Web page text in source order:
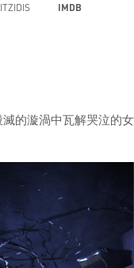
IMDB
的漩渦中瓦解哭泣的